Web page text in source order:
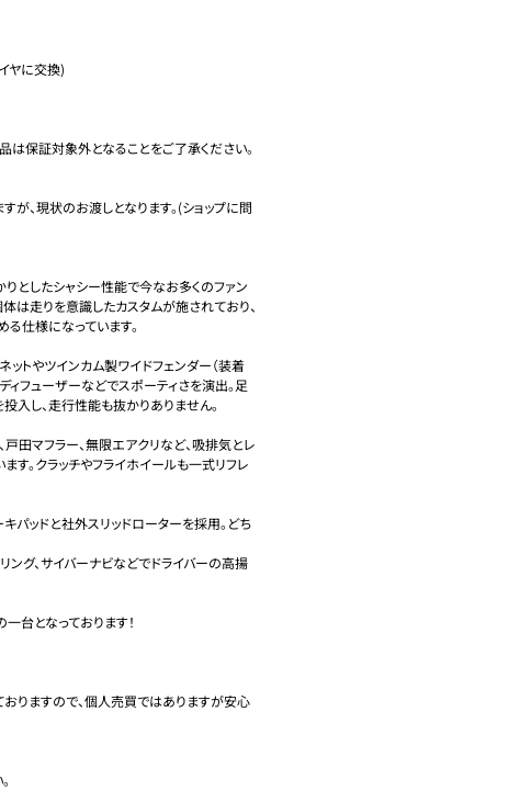
ヤに交換)
保証対象外となることをご了承ください。
が、現状のお渡しとなります。(ショップに問
としたシャシー性能で今なお多くのファン
は走りを意識したカスタムが施されており、
る仕様になっています。
トやツインカム製ワイドフェンダー（装着
ィフューザーなどでスポーティさを演出。足
入し、走行性能も抜かりありません。
田マフラー、無限エアクリなど、吸排気とレ
す。クラッチやフライホイールも一式リフレ
ッドと社外スリッドローターを採用。どち
ング、サイバーナビなどでドライバーの高揚
台となっております！
りますので、個人売買ではありますが安心